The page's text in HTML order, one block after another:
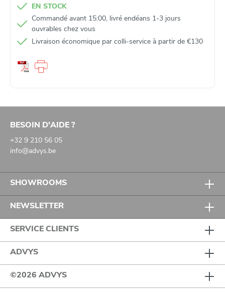
Toepassingen van CureTape Classic in de kinesitherapie
ontstekingen, oedeem en hematomen
Pijnverlichting
Behandeling bij overbelastingzoals RSI, tenniselleboog of
Triggerpoint- en fascia-technieken
intensief sporten of zwemmen) wordt CureTape Sports
aanbevolen vanwege de sterkere kleefkracht.
EN STOCK
Commandé avant 15:00, livré endéans 1-3 jours
ouvrables chez vous
Livraison économique par colli‑service à partir de €130
BESOIN D'AIDE ?
+32 9 210 56 05
info@advys.be
SHOWROOMS
NEWSLETTER
SERVICE CLIENTS
ADVYS
©2026 ADVYS